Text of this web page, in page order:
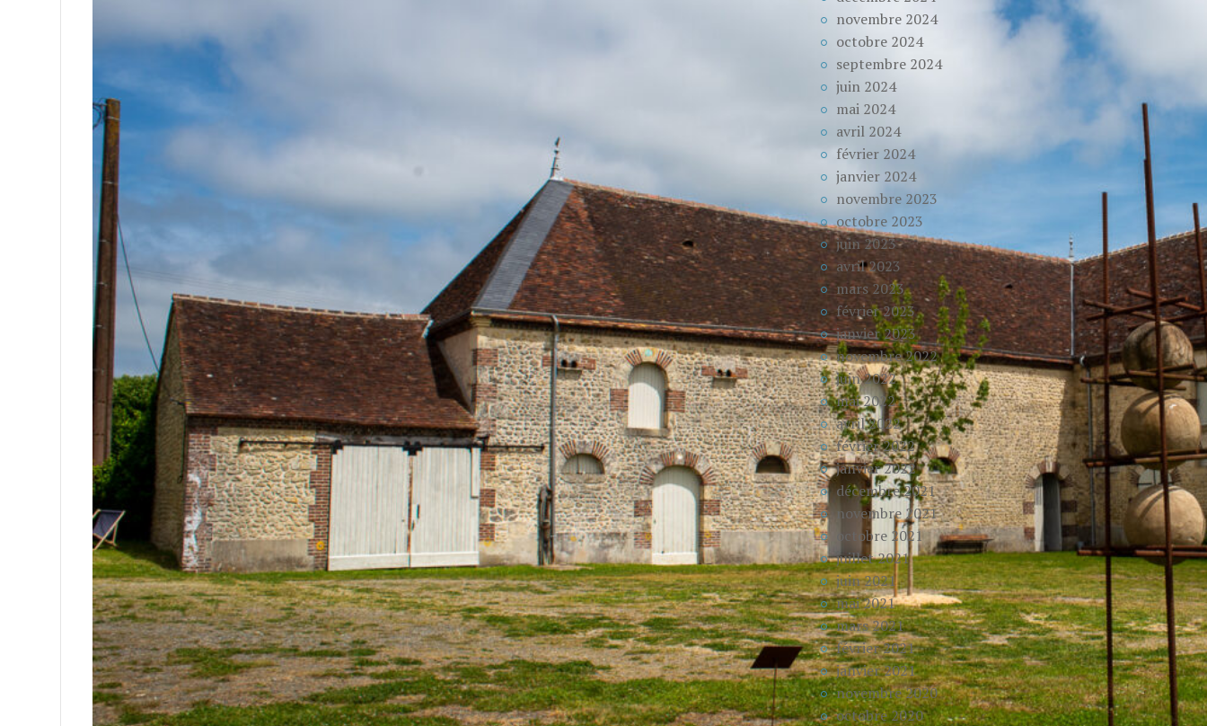
novembre 2024
octobre 2024
septembre 2024
juin 2024
mai 2024
avril 2024
février 2024
janvier 2024
novembre 2023
octobre 2023
juin 2023
avril 2023
mars 2023
février 2023
janvier 2023
novembre 2022
juin 2022
mai 2022
avril 2022
février 2022
janvier 2022
décembre 2021
novembre 2021
octobre 2021
juillet 2021
juin 2021
mai 2021
mars 2021
février 2021
janvier 2021
novembre 2020
octobre 2020